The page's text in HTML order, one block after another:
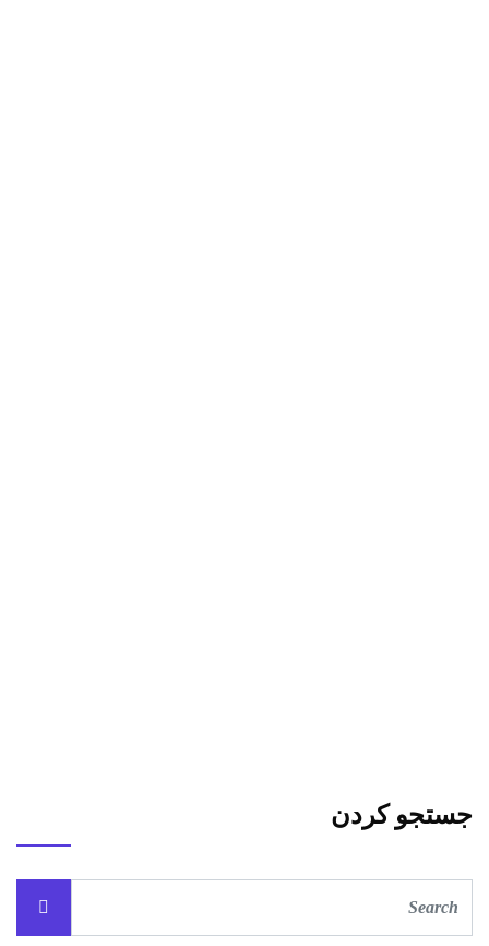
جستجو کردن